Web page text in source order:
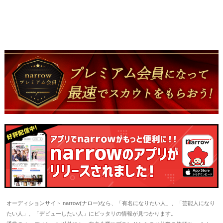
オーディションサイト narrow(ナロー)なら、「有名になりたい人」、「芸能人になり
たい人」、「デビューしたい人」にピッタリの情報が見つかります。